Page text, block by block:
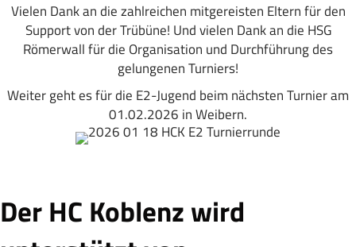
Vielen Dank an die zahlreichen mitgereisten Eltern für den
Support von der Trübüne! Und vielen Dank an die HSG
Römerwall für die Organisation und Durchführung des
gelungenen Turniers!
Weiter geht es für die E2-Jugend beim nächsten Turnier am
01.02.2026 in Weibern.
Der HC Koblenz wird